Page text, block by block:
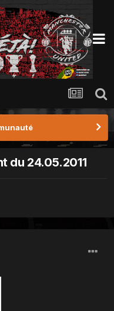
du 24.05.2011